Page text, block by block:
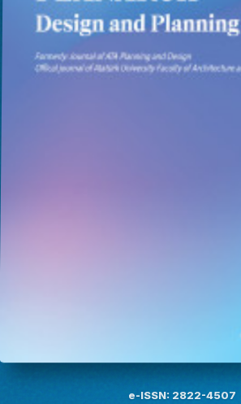
e-ISSN: 2822-4507